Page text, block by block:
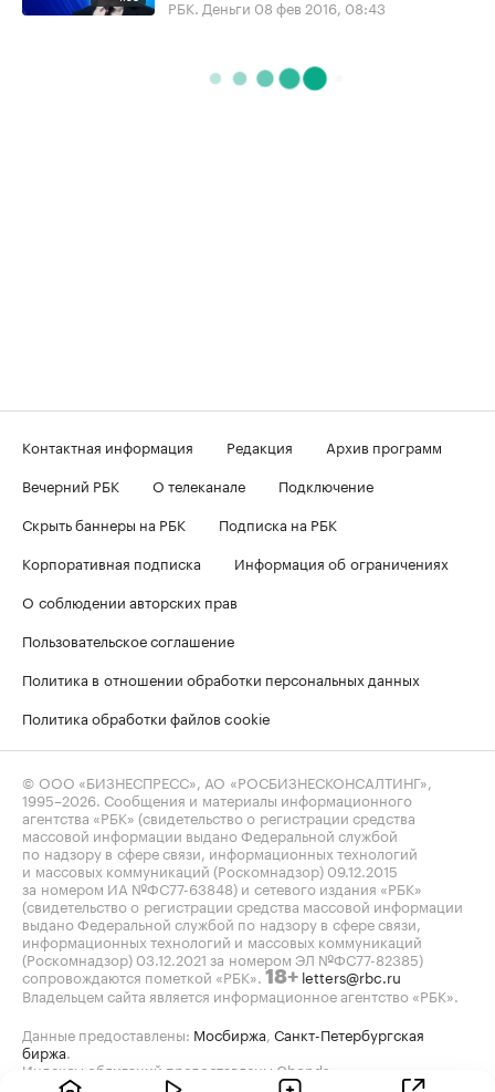
РБК. Деньги 08 фев 2016, 08:43
Контактная информация Редакция
Архив программ
Вечерний РБК
О телеканале
Подключение
Скрыть баннеры на РБК
Подписка на РБК
Корпоративная подписка
Информация об ограничениях
О соблюдении авторских прав
Пользовательское соглашение
Политика в отношении обработки персональных данных
Политика обработки файлов cookie
© ООО «БИЗНЕСПРЕСС», АО «РОСБИЗНЕСКОНСАЛТИНГ»,
1995–2026 . Сообщения и материалы информационного
агентства «РБК» (свидетельство о регистрации средства
массовой информации выдано Федеральной службой
по надзору в сфере связи, информационных технологий
и массовых коммуникаций (Роскомнадзор) 09.12.2015
за номером ИА №ФС77-63848) и сетевого издания «РБК»
(свидетельство о регистрации средства массовой информации
выдано Федеральной службой по надзору в сфере связи,
информационных технологий и массовых коммуникаций
(Роскомнадзор) 03.12.2021 за номером ЭЛ №ФС77-82385)
сопровождаются пометкой «РБК». 18+ letters@rbc.ru
Владельцем сайта является информационное агентство «РБК».
Данные предоставлены: Мосбиржа Санкт-Петербургская
биржа
Индексы облигаций предоставлены Cbonds.